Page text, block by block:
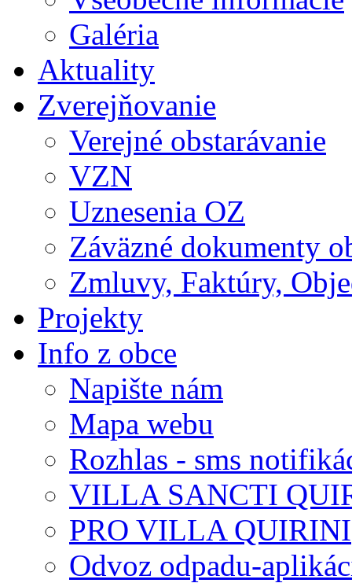
Galéria
Aktuality
Zverejňovanie
Verejné obstarávanie
VZN
Uznesenia OZ
Záväzné dokumenty
Zmluvy, Faktúry,
Projekty
Info z obce
Napište nám
Mapa webu
Rozhlas - sms
VILLA SANCTI
PRO VILLA QUIRINI
Odvoz odpadu-